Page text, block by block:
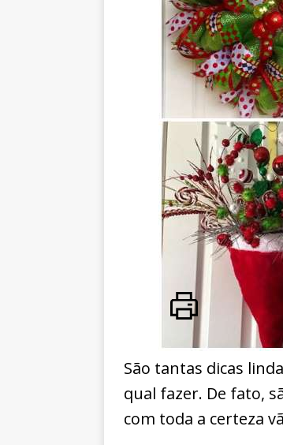
São tantas dicas
qual fazer. De fato,
com toda a certeza